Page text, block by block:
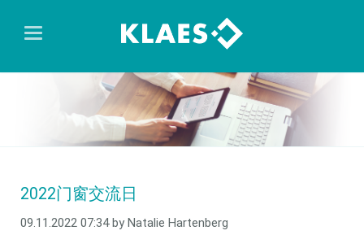
2022门窗交流日
09.11.2022 07:34by Natalie Hartenberg